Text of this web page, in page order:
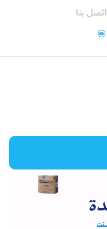
اتصل بنا